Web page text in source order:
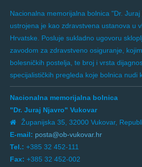
Nacionalna memorijalna bolnica "Dr.
ustrojena je kao zdravstvena ustanova u
Hrvatske. Posluje sukladno ugovoru
zavodom za zdravstveno osiguranje,
bolesničkih postelja, te broj i vrsta
specijalističkih pregleda koje bolnica nudi
Nacionalna memorijalna bolnica
"Dr. Juraj Njavro" Vukovar
Županijska 35, 32000 Vukovar,
E-mail: posta@ob-vukovar.hr
Tel.: +385 32 452-111
Fax: +385 32 452-002